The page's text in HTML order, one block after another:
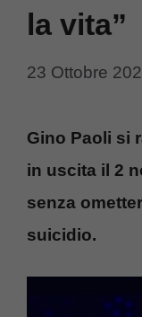
la vita”
23 Ottobre
Gino Paoli si
in uscita il 2
senza
suicidio.